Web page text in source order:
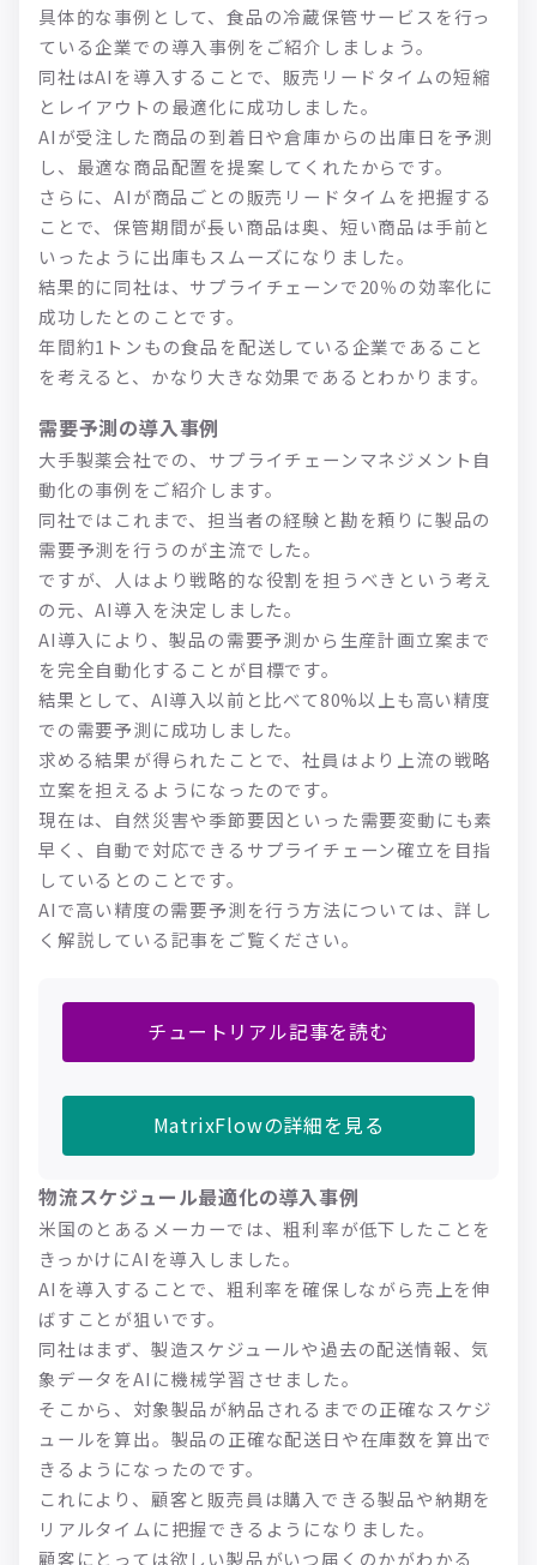
具体的な事例として、食品の冷蔵保管サービスを行っ
ている企業での導入事例をご紹介しましょう。
同社はAIを導入することで、販売リードタイムの短縮
とレイアウトの最適化に成功しました。
AIが受注した商品の到着日や倉庫からの出庫日を予測
し、最適な商品配置を提案してくれたからです。
さらに、AIが商品ごとの販売リードタイムを把握する
ことで、保管期間が長い商品は奥、短い商品は手前と
いったように出庫もスムーズになりました。
結果的に同社は、サプライチェーンで20％の効率化に
成功したとのことです。
年間約1トンもの食品を配送している企業であること
を考えると、かなり大きな効果であるとわかります。
需要予測の導入事例
大手製薬会社での、サプライチェーンマネジメント自
動化の事例をご紹介します。
同社ではこれまで、担当者の経験と勘を頼りに製品の
需要予測を行うのが主流でした。
ですが、人はより戦略的な役割を担うべきという考え
の元、AI導入を決定しました。
AI導入により、製品の需要予測から生産計画立案まで
を完全自動化することが目標です。
結果として、AI導入以前と比べて80%以上も高い精度
での需要予測に成功しました。
求める結果が得られたことで、社員はより上流の戦略
立案を担えるようになったのです。
現在は、自然災害や季節要因といった需要変動にも素
早く、自動で対応できるサプライチェーン確立を目指
しているとのことです。
AIで高い精度の需要予測を行う方法については、詳し
く解説している記事をご覧ください。
チュートリアル記事を読む
MatrixFlowの詳細を見る
物流スケジュール最適化の導入事例
米国のとあるメーカーでは、粗利率が低下したことを
きっかけにAIを導入しました。
AIを導入することで、粗利率を確保しながら売上を伸
ばすことが狙いです。
同社はまず、製造スケジュールや過去の配送情報、気
象データをAIに機械学習させました。
そこから、対象製品が納品されるまでの正確なスケジ
ュールを算出。製品の正確な配送日や在庫数を算出で
きるようになったのです。
これにより、顧客と販売員は購入できる製品や納期を
リアルタイムに把握できるようになりました。
顧客にとっては欲しい製品がいつ届くのかがわかる